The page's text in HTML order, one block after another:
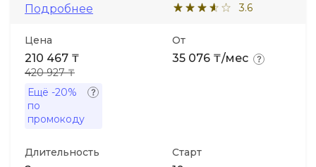
Подробнее
3.6
Цена
210 467 ₸
420 927 ₸
Ещё -20%
по
промокоду
От
35 076 ₸/мес
Длительность Старт